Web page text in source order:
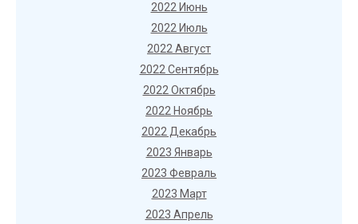
2022 Июнь
2022 Июль
2022 Август
2022 Сентябрь
2022 Октябрь
2022 Ноябрь
2022 Декабрь
2023 Январь
2023 Февраль
2023 Март
2023 Апрель